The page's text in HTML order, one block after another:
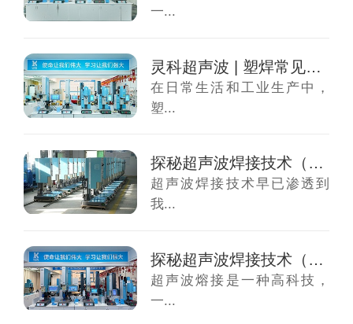
一...
灵科超声波 | 塑焊常见焊接方式
在日常生活和工业生产中，
塑...
探秘超声波焊接技术（二）——超声波应用原理
超声波焊接技术早已渗透到
我...
探秘超声波焊接技术（一）——超声波焊接原理
超声波熔接是一种高科技，
一...